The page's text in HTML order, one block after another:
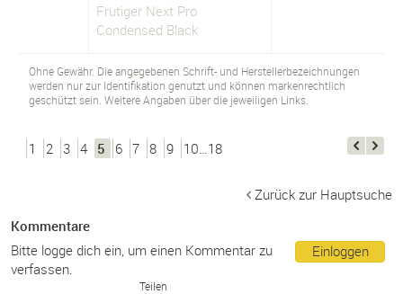
Frutiger Next Pro
Condensed Black
Ohne Gewähr. Die angegebenen Schrift- und Herstellerbezeichnungen
werden nur zur Identifikation genutzt und können markenrechtlich
geschützt sein. Weitere Angaben über die jeweiligen Links.
1 2 3 4 5 6 7 8 9 10…18
Zurück zur Hauptsuche
Kommentare
Einloggen
Bitte logge dich ein, um einen Kommentar zu
verfassen.
Teilen